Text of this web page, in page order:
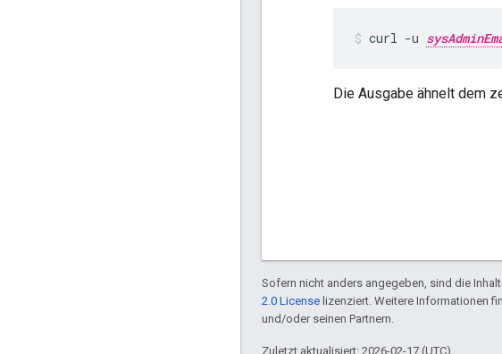
curl -u
Die Ausgabe ähnelt dem
Sofern nicht anders angegeben, sind die
2.0 License lizenziert. Weitere Informationen
und/oder seinen Partnern.
Zuletzt aktualisiert: 2026-02-17 (UTC).